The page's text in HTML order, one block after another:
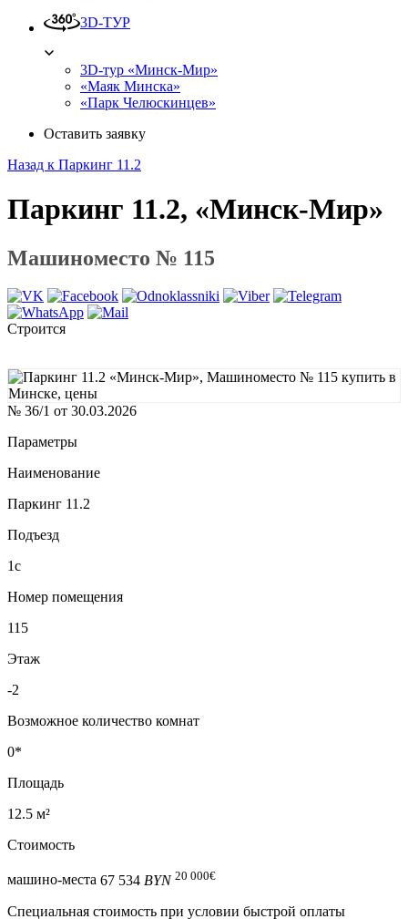
3D-ТУР
3D-тур «Минск-Мир»
«Маяк Минска»
«Парк Челюскинцев»
Оставить заявку
Назад к Паркинг 11.2
Паркинг 11.2, «Минск-Мир»
Машиноместо № 115
Строится
№ 36/1 от 30.03.2026
Параметры
Наименование
Паркинг 11.2
Подъезд
1с
Номер помещения
115
Этаж
-2
Возможное количество комнат
0*
Площадь
12.5 м²
Стоимость
машино-места 67 534 BYN 20 000€
Специальная cтоимость при условии быстрой оплаты